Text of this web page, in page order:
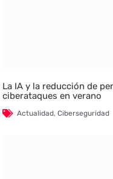
La IA y la reducción de
ciberataques en verano
Actualidad,Ciberseguridad